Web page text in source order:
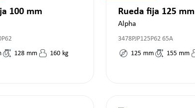
100 mm
128 mm 160 kg
Rueda fija 125 mm
Alpha
3478PJP125P62 65A
125 mm 155 mm